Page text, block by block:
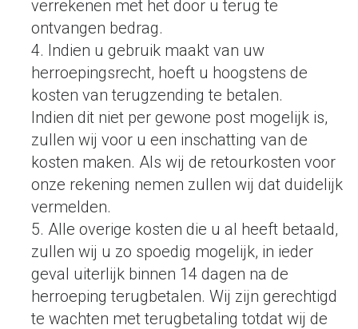
verrekenen met het door u terug te
ontvangen bedrag.
4. Indien u gebruik maakt van uw
herroepingsrecht, hoeft u hoogstens de
kosten van terugzending te betalen.
Indien dit niet per gewone post mogelijk is,
zullen wij voor u een inschatting van de
kosten maken. Als wij de retourkosten voor
onze rekening nemen zullen wij dat duidelijk
vermelden.
5. Alle overige kosten die u al heeft betaald,
zullen wij u zo spoedig mogelijk, in ieder
geval uiterlijk binnen 14 dagen na de
herroeping terugbetalen. Wij zijn gerechtigd
te wachten met terugbetaling totdat wij de